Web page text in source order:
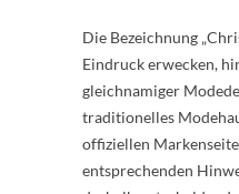
Die Bezeichnung
Eindruck erwecken,
gleichnamiger
traditionelles
offiziellen
entsprechenden